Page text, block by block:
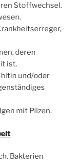
Stoffwechsel.
deren
ist.
und/oder
mit Pilzen.
Bakterien